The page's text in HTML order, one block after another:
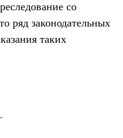
со
ряд законодательных
таких